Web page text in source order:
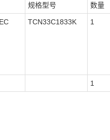
规格型号 数量
TCN33C1833K 1
1